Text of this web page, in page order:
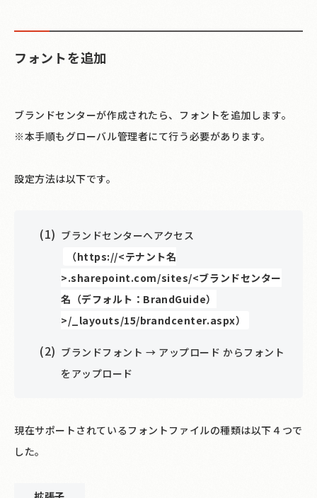
フォントを追加
ブランドセンターが作成されたら、フォントを追加します。
※本手順もグローバル管理者にて行う必要があります。
設定方法は以下です。
ブランドセンターへアクセス
（https://<テナント名
>.sharepoint.com/sites/<ブランドセンター
名（デフォルト：BrandGuide）
>/_layouts/15/brandcenter.aspx）
ブランドフォント → アップロード からフォント
をアップロード
現在サポートされているフォントファイルの種類は以下４つで
した。